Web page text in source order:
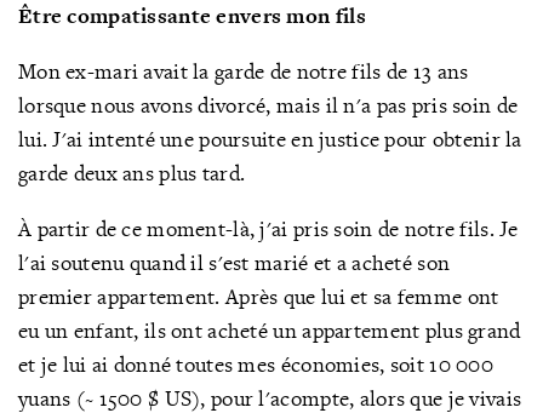
Être compatissante envers mon fils
Mon ex-mari avait la garde de notre fils de 13 ans
lorsque nous avons divorcé, mais il n'a pas pris soin de
lui. J'ai intenté une poursuite en justice pour obtenir la
garde deux ans plus tard.
À partir de ce moment-là, j'ai pris soin de notre fils. Je
l'ai soutenu quand il s'est marié et a acheté son
premier appartement. Après que lui et sa femme ont
eu un enfant, ils ont acheté un appartement plus grand
et je lui ai donné toutes mes économies, soit 10 000
yuans (~ 1500 $ US), pour l'acompte, alors que je vivais